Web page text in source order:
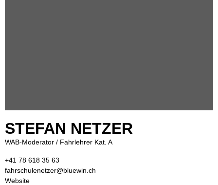
STEFAN NETZER
WAB-Moderator / Fahrlehrer Kat. A
+41 78 618 35 63
fahrschulenetzer@bluewin.ch
Website